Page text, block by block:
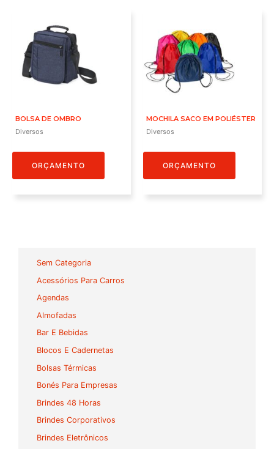
Sem Categoria
Acessórios Para Carros
Agendas
Almofadas
Bar E Bebidas
Blocos E Cadernetas
Bolsas Térmicas
Bonés Para Empresas
Brindes 48 Horas
Brindes Corporativos
Brindes Eletrônicos
BOLSA DE OMBRO
Diversos
ORÇAMENTO
MOCHILA SACO EM POLIÉSTER
Diversos
ORÇAMENTO